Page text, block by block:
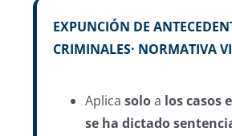
EXPUNCIÓN DE
CRIMINALES· NORMATIVA
Aplicasoloa los casos
se ha dictado